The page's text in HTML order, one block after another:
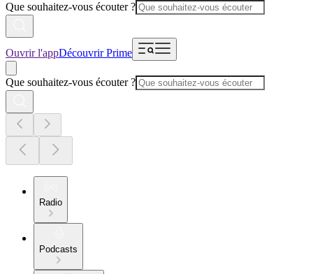
Que souhaitez-vous écouter ?
Ouvrir l'appDécouvrir Prime
Que souhaitez-vous écouter ?
Radio
Podcasts